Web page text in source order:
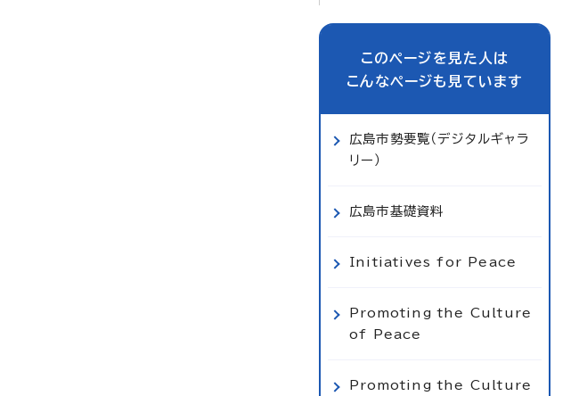
このページを見た人は
こんなページも見ています
広島市勢要覧（デジタルギャラ
リー）
広島市基礎資料
Initiatives for Peace
Promoting the Culture
of Peace
Promoting the Culture